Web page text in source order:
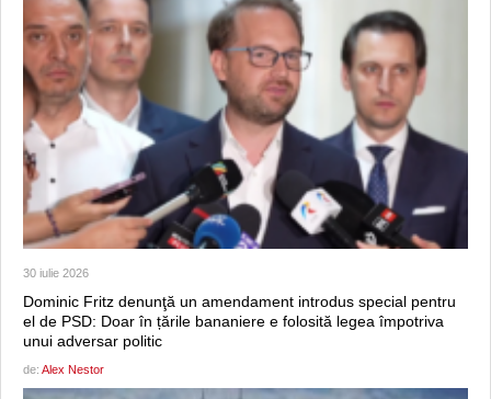
30 iulie 2026
Dominic Fritz denunţă un amendament introdus special pentru
el de PSD: Doar în țările bananiere e folosită legea împotriva
unui adversar politic
de: Alex Nestor